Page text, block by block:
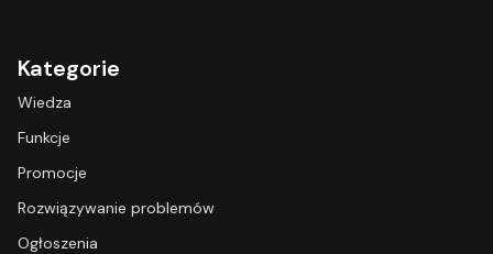
Kategorie
Wiedza
Funkcje
Promocje
Rozwiązywanie problemów
Ogłoszenia